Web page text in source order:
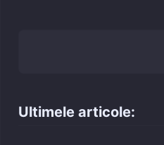
Ultimele articole: